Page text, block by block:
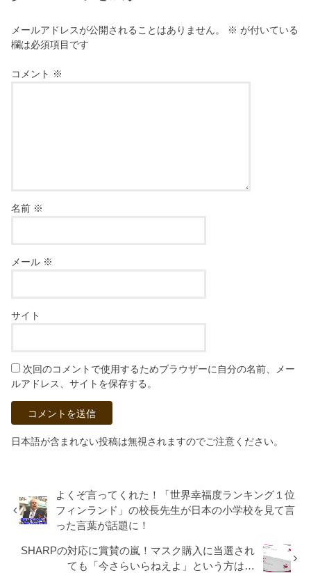
メールアドレスが公開されることはありません。 ※ が付いている
欄は必須項目です
コメント ※
名前 ※
メール ※
サイト
次回のコメントで使用するためブラウザーに自分の名前、メー
ルアドレス、サイトを保存する。
日本語が含まれない投稿は無視されますのでご注意ください。
よくぞ言ってくれた！「世界幸福度ランキング１位
フィンランド」の校長先生が日本の小学校を見て言
った言葉が話題に！
SHARPの対応に賞賛の嵐！マスク購入に当選され
ても「今さらいらねえよ」という方は…